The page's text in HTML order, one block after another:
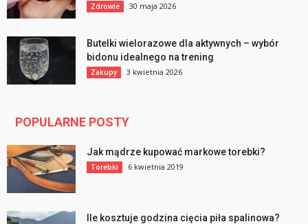
Zdrowie 30 maja 2026
Butelki wielorazowe dla aktywnych – wybór
bidonu idealnego na trening
Zakupy 3 kwietnia 2026
POPULARNE POSTY
Jak mądrze kupować markowe torebki?
Torebki 6 kwietnia 2019
Ile kosztuje godzina cięcia piła spalinowa?